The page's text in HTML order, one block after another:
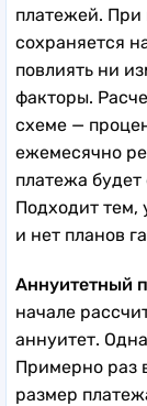
платежей.
сохраняется
повлиять ни
факторы.
схеме —
ежемесячно
платежа
Подходит тем,
и нет планов
Аннуитетный
начале
аннуитет.
Примерно раз
размер